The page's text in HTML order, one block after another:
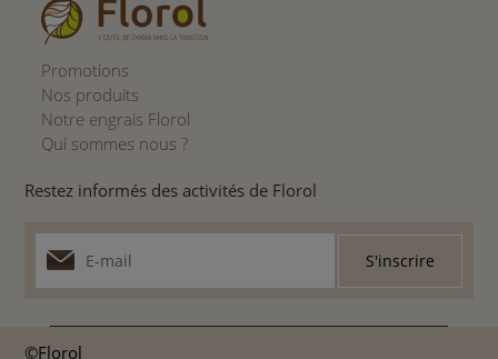
Promotions
Nos produits
Notre engrais Florol
Qui sommes nous ?
Restez informés des activités de Florol
©Florol